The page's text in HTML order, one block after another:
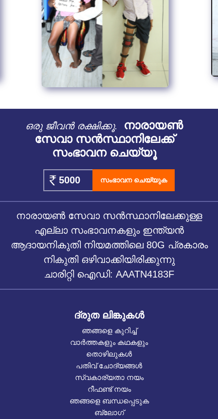
ഒരു ജീവൻ രക്ഷിക്കൂ.
നാരായൺ
സേവാ സൻസ്ഥാനിലേക്ക്
സംഭാവന ചെയ്യൂ
സംഭാവന ചെയ്യുക
നാരായൺ സേവാ സൻസ്ഥാനിലേക്കുള്ള
എല്ലാ സംഭാവനകളും ഇന്ത്യൻ
ആദായനികുതി നിയമത്തിലെ 80G പ്രകാരം
നികുതി ഒഴിവാക്കിയിരിക്കുന്നു
ചാരിറ്റി ഐഡി: AAATN4183F
ദ്രുത ലിങ്കുകൾ
ഞങ്ങളെ കുറിച്ച്
വാർത്തകളും കഥകളും
തൊഴിലുകൾ
പതിവ് ചോദ്യങ്ങൾ
സ്വകാര്യതാ നയം
റീഫണ്ട് നയം
ഞങ്ങളെ ബന്ധപ്പെടുക
ബ്ലോഗ്